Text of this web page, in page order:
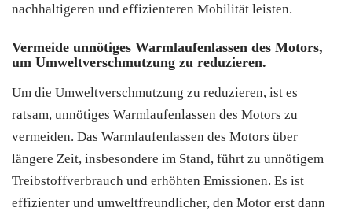
nachhaltigeren und effizienteren Mobilität leisten.
Vermeide unnötiges Warmlaufenlassen des Motors,
um Umweltverschmutzung zu reduzieren.
Um die Umweltverschmutzung zu reduzieren, ist es
ratsam, unnötiges Warmlaufenlassen des Motors zu
vermeiden. Das Warmlaufenlassen des Motors über
längere Zeit, insbesondere im Stand, führt zu unnötigem
Treibstoffverbrauch und erhöhten Emissionen. Es ist
effizienter und umweltfreundlicher, den Motor erst dann